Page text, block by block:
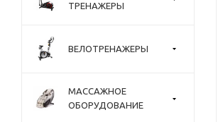
ТРЕНАЖЕРЫ
ВЕЛОТРЕНАЖЕРЫ
МАССАЖНОЕ
ОБОРУДОВАНИЕ